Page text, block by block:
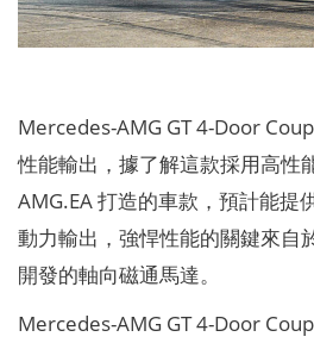
Mercedes-AMG GT 4-Door
性能輸出，據了解這款採用高性
AMG.EA 打造的車款，預計能提
動力輸出，強悍性能的關鍵來自
開發的軸向磁通馬達。
Mercedes-AMG GT 4-Door